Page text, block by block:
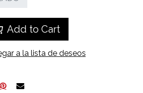
Add to Cart
a la lista de deseos